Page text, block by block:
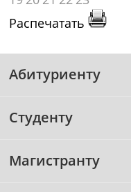
Распечатать
Абитуриенту
Студенту
Магистранту